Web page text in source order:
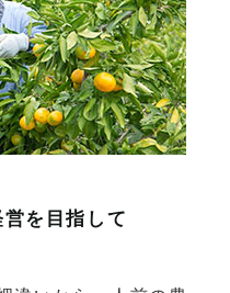
を目指して